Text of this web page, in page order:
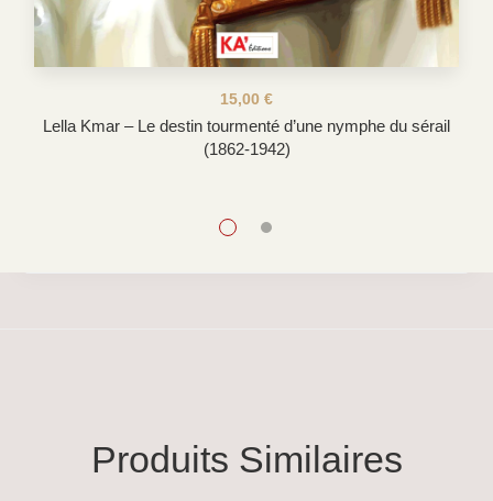
Lella Kmar – Le destin tourmenté d’une nymphe du sérail
(1862-1942)
Le
prix
initial
18,00 €.
15,00 €Le
prix
actuel
Produits Similaires